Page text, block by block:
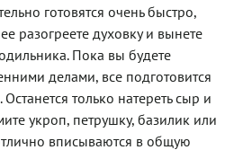
готовятся очень быстро,
разогреете духовку и вынете
Пока вы будете
делами, все подготовится
только натереть сыр и
укроп, петрушку, базилик или
вписываются в общую